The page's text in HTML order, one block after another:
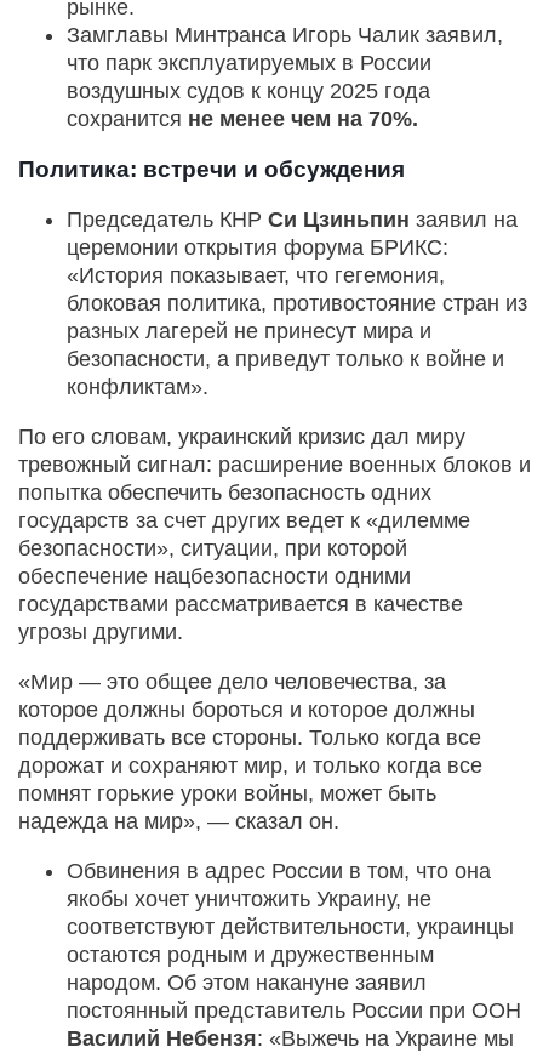
рынке.
Замглавы Минтранса Игорь Чалик заявил,
что парк эксплуатируемых в России
воздушных судов к концу 2025 года
сохранится не менее чем на 70%.
Политика: встречи и обсуждения
Председатель КНР Си Цзиньпин заявил на
церемонии открытия форума БРИКС:
«История показывает, что гегемония,
блоковая политика, противостояние стран из
разных лагерей не принесут мира и
безопасности, а приведут только к войне и
конфликтам».
По его словам, украинский кризис дал миру
тревожный сигнал: расширение военных блоков и
попытка обеспечить безопасность одних
государств за счет других ведет к «дилемме
безопасности», ситуации, при которой
обеспечение нацбезопасности одними
государствами рассматривается в качестве
угрозы другими.
«Мир — это общее дело человечества, за
которое должны бороться и которое должны
поддерживать все стороны. Только когда все
дорожат и сохраняют мир, и только когда все
помнят горькие уроки войны, может быть
надежда на мир», — сказал он.
Обвинения в адрес России в том, что она
якобы хочет уничтожить Украину, не
соответствуют действительности, украинцы
остаются родным и дружественным
народом. Об этом накануне заявил
постоянный представитель России при ООН
Василий Небензя: «Выжечь на Украине мы